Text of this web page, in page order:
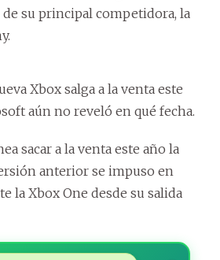
de su principal competidora, la
Xbox salga a la venta este
aún no reveló en qué fecha.
sacar a la venta este año la
anterior se impuso en
la Xbox One desde su salida